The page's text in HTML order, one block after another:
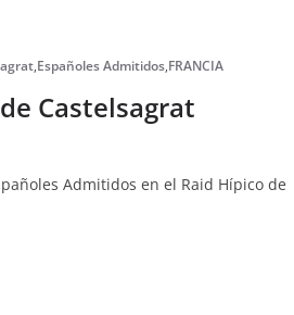
,Españoles Admitidos,FRANCIA
Castelsagrat
Admitidos en el Raid Hípico de